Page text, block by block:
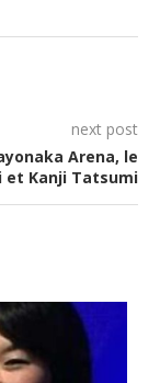
next post
Arena, le
et Kanji Tatsumi